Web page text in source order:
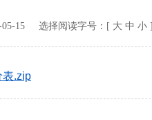
15选择阅读字号：[ 大 中 小]
表.zip